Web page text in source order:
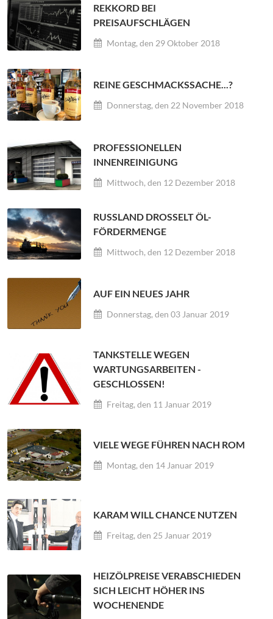
REKKORD BEI
PREISAUFSCHLÄGEN
Montag, den 29 Oktober 2018
REINE GESCHMACKSSACHE...?
Donnerstag, den 22 November 2018
PROFESSIONELLEN
INNENREINIGUNG
Mittwoch, den 12 Dezember 2018
RUSSLAND DROSSELT ÖL- F
ÖRDERMENGE
Mittwoch, den 12 Dezember 2018
AUF EIN NEUES JAHR
Donnerstag, den 03 Januar 2019
TANKSTELLE WEGEN
WARTUNGSARBEITEN -
GESCHLOSSEN!
Freitag, den 11 Januar 2019
VIELE WEGE FÜHREN NACH ROM
Montag, den 14 Januar 2019
KARAM WILL CHANCE NUTZEN
Freitag, den 25 Januar 2019
HEIZÖLPREISE VERABSCHIEDEN
SICH LEICHT HÖHER INS
WOCHENENDE